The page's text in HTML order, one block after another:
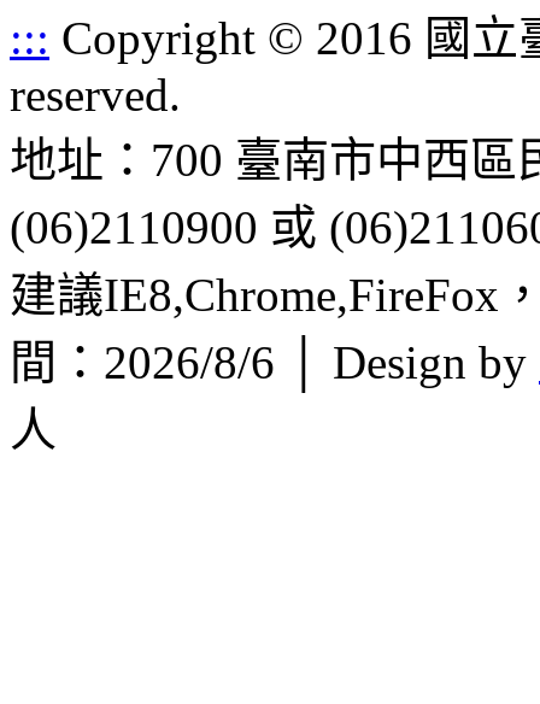
::: Copyright © 2016 國
reserved.
地址：700 臺南市中西
(06)2110900 或
建議IE8,Chrome,FireFox
間：2026/8/6 │ Design by
人